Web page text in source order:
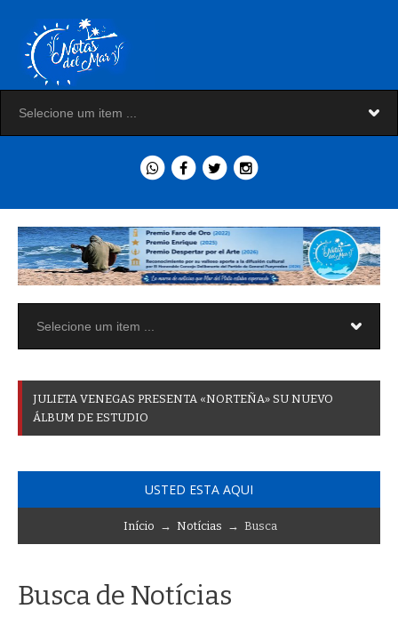
JULIETA VENEGAS PRESENTA «NORTEÑA» SU NUEVO
ÁLBUM DE ESTUDIO
USTED ESTA AQUI
Início → Notícias → Busca
Busca de Notícias